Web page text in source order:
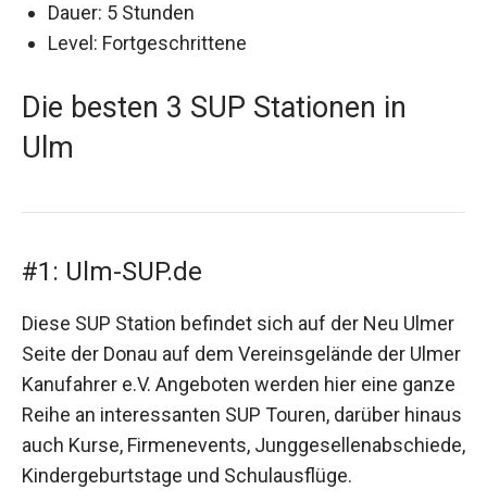
Dauer: 5 Stunden
Level: Fortgeschrittene
Die besten 3 SUP Stationen in
Ulm
#1: Ulm-SUP.de
Diese SUP Station befindet sich auf der Neu Ulmer
Seite der Donau auf dem Vereinsgelände der Ulmer
Kanufahrer e.V. Angeboten werden hier eine ganze
Reihe an interessanten SUP Touren, darüber hinaus
auch Kurse, Firmenevents, Junggesellenabschiede,
Kindergeburtstage und Schulausflüge.